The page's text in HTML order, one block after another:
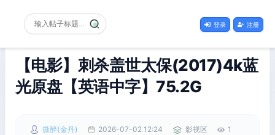
登录 注册
【电影】刺杀盖世太保(2017)4k蓝
光原盘【英语中字】75.2G
微醉(金丹) 2026-07-02 12:24 影视区
1